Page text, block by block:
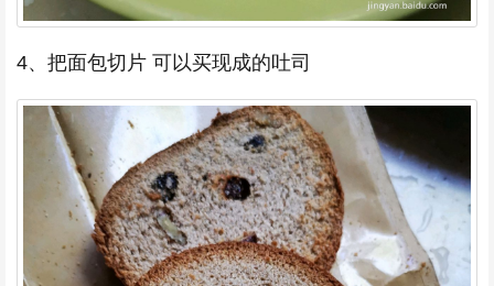
4、把面包切片 可以买现成的吐司